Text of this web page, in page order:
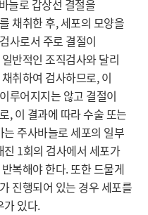
늘로 갑상선 결절을
채취한 후, 세포의 모양을
사로서 주로 결절이
반적인 조직검사와 달리
취하여 검사하므로, 이
루어지지는 않고 결절이
, 이 결과에 따라 수술 또는
주사바늘로 세포의 일부
1회의 검사에서 세포가
복해야 한다. 또한 드물게
진행되어 있는 경우 세포를
가 있다.